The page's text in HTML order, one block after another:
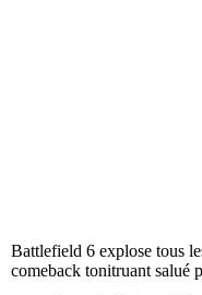
Battlefield 6 explose tous
comeback tonitruant salué